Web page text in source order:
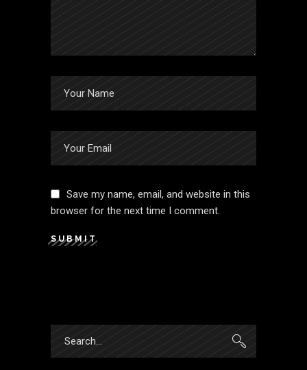
Save my name, email, and website in this
browser for the next time I comment.
SUBMIT